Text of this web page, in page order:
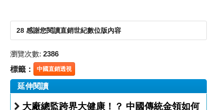
28 感謝您閱讀直銷世紀數位版內容
瀏覽次數: 2386
標籤： 中國直銷透視
延伸閱讀
大廠總監跨界大健康！？ 中國傳統金領如何